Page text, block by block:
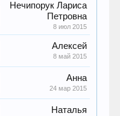
Нечипорук Лариса
Петровна
8 июл 2015
Алексей
8 май 2015
Анна
24 мар 2015
Наталья